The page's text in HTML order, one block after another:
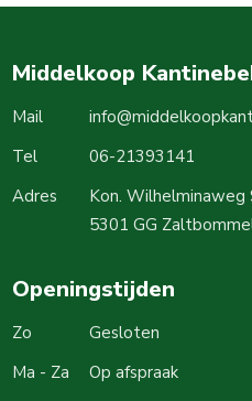
Middelkoop
Mail
Tel
06-21393141
Adres
Kon. Wilhelminaweg
5301 GG
Openingstijden
Zo
Gesloten
Ma - Za
Op afspraak